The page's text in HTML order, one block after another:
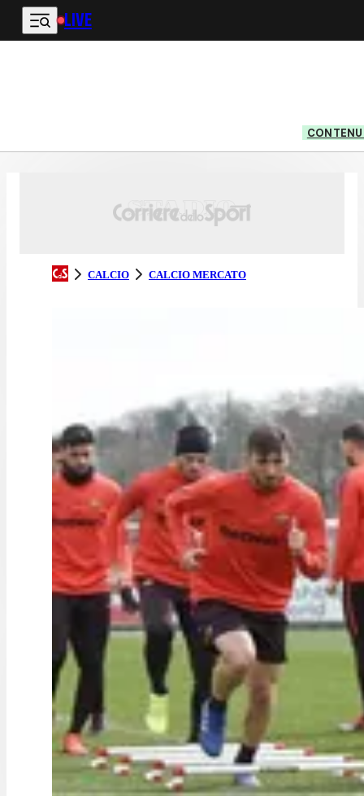
Vai al contenuto principale
LIVE
CALCIO CALCIO MERCATO